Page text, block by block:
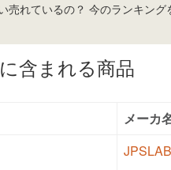
売れているの？ 今のランキ
含まれる商品
メーカ
JPSLAB